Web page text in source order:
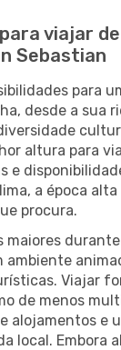
viajar
Sebastian
para
desde a sua
altura para
e
a época
procura.
maiores
ambiente
Viajar
de menos
alojamentos e
local. Embora